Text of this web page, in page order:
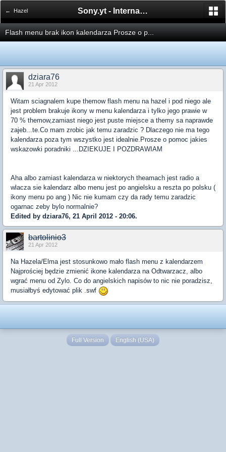
← Hazel Sony.yt - International Sony Forum
Flash menu brak ikon kalendarza Prosze o p...
dziara76
21 Apr 2012
Witam sciagnalem kupe themow flash menu na hazel i pod niego ale
jest problem brakuje ikony w menu kalendarza i tylko jego prawie w
70 % themow,zamiast niego jest puste miejsce a themy sa naprawde
zajeb...te.Co mam zrobic jak temu zaradzic ? Dlaczego nie ma tego
kalendarza poza tym wszystko jest idealnie.Prosze o pomoc jakies
wskazowki poradniki ...DZIEKUJE I POZDRAWIAM
Aha albo zamiast kalendarza w niektorych theamach jest radio a
wlacza sie kalendarz albo menu jest po angielsku a reszta po polsku (
ikony menu po ang ) Nic nie kumam czy da rady temu zaradzic
ogarnac zeby bylo normalnie?
Edited by dziara76, 21 April 2012 - 20:06.
bartolinio3
21 Apr 2012
Na Hazela/Elma jest stosunkowo mało flash menu z kalendarzem
Najprościej będzie zmienić ikone kalendarza na Odtwarzacz, albo
wgrać menu od Zylo. Co do angielskich napisów to nic nie poradzisz,
musiałbyś edytować plik .swf
Full Version English (USA)